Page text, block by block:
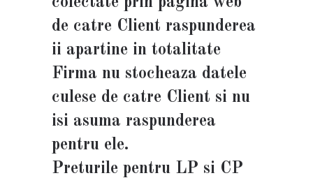
de catre Client raspunderea
ii apartine in totalitate
Firma nu stocheaza datele
culese de catre Client si nu
isi asuma raspunderea
pentru ele.
Preturile pentru LP si CP